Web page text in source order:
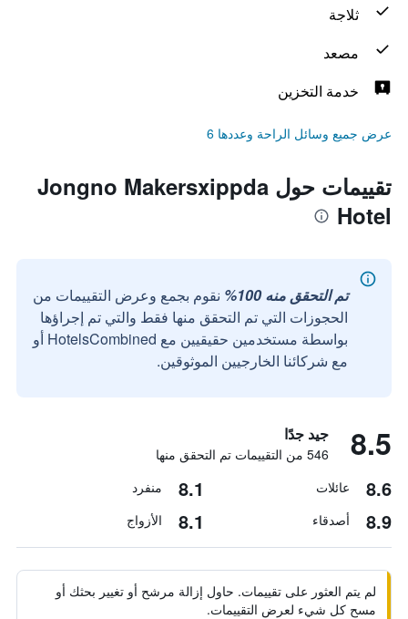
ثلاجة
مصعد
خدمة التخزين
عرض جميع وسائل الراحة وعددها 6
تقييمات حول Jongno Makersxippda
Hotel
تم التحقق منه 100%
نقوم بجمع وعرض التقييمات من
الحجوزات التي تم التحقق منها فقط والتي تم إجراؤها
بواسطة مستخدمين حقيقيين مع HotelsCombined أو
مع شركائنا الخارجيين الموثوقين.
8.5 جيد جدًا
546 من التقييمات تم التحقق منها
8.6 عائلات 8.1 منفرد
8.9 أصدقاء 8.1 الأزواج
لم يتم العثور على تقييمات. حاول إزالة مرشح أو تغيير بحثك أو
مسح كل شيء لعرض التقييمات.